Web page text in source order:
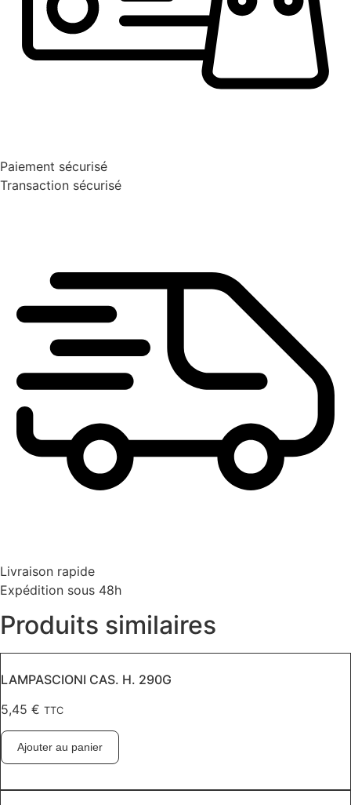
Paiement sécurisé
Transaction sécurisé
Livraison rapide
Expédition sous 48h
Produits similaires
LAMPASCIONI CAS. H. 290G
5,45 € TTC
Ajouter au panier